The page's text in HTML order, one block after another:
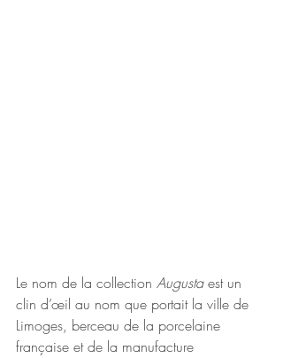
Le nom de la collection Augusta est un
clin d’œil au nom que portait la ville de
Limoges, berceau de la porcelaine
française et de la manufacture